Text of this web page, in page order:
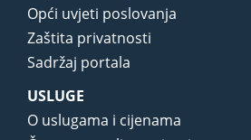
Opći uvjeti poslovanja
Zaštita privatnosti
Sadržaj portala
USLUGE
O uslugama i cijenama